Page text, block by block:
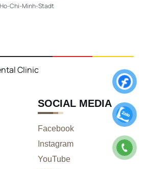
SOCIAL MEDIA
Facebook
Instagram
YouTube
Ho-Chi-Minh-Stadt
Clinic